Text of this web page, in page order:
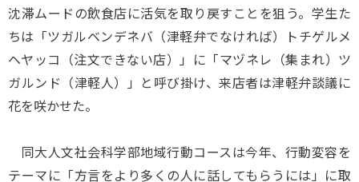
沈滞ムードの飲食店に活気を取り戻すことを狙う。学生た
ちは「ツガルベンデネバ（津軽弁でなければ）トチゲルメ
ヘヤッコ（注文できない店）」に「マヅネレ（集まれ）ツ
ガルンド（津軽人）」と呼び掛け、来店者は津軽弁談議に
花を咲かせた。
同大人文社会科学部地域行動コースは今年、行動変容を
テーマに「方言をより多くの人に話してもらうには」に取